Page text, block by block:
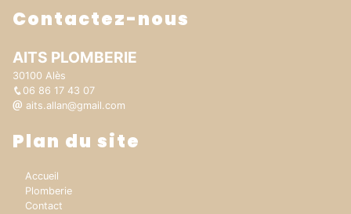
Contactez-nous
AITS PLOMBERIE
30100 Alès
06 86 17 43 07
aits.allan@gmail.com
Plan du site
Accueil
Plomberie
Contact